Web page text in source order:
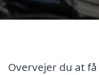
Overvejer du at